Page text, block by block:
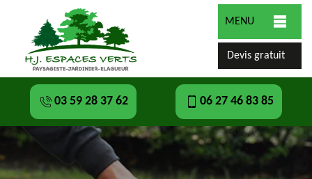
MENU
Devis gratuit
03 59 28 37 62 06 27 46 83 85